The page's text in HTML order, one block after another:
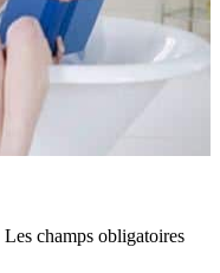
Les champs obligatoires